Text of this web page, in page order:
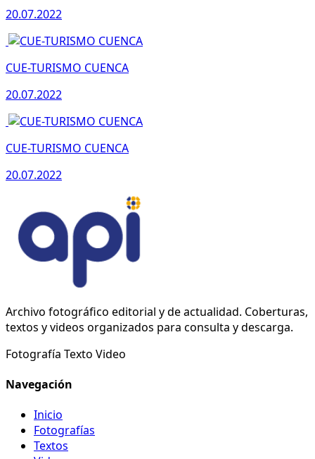
20.07.2022
CUE-TURISMO CUENCA
20.07.2022
CUE-TURISMO CUENCA
20.07.2022
Archivo fotográfico editorial y de actualidad. Coberturas,
textos y videos organizados para consulta y descarga.
Fotografía Texto Video
Navegación
Inicio
Fotografías
Textos